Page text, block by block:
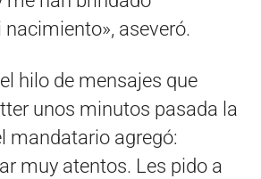
aseveró.
hilo de mensajes que
unos minutos pasada la
mandatario agregó:
muy atentos. Les pido a